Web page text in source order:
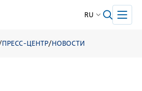
RU
ПРЕСС-ЦЕНТР/НОВОСТИ